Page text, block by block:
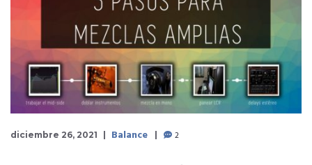
diciembre 26, 2021 Balance 2